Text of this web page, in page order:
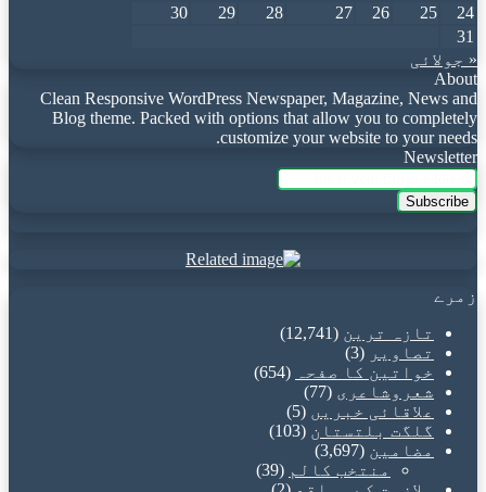
24
25
26
27
28
29
30
31
« جولائی
About
Clean Responsive WordPress Newspaper, Magazine, News and
Blog theme. Packed with options that allow you to completely
customize your website to your needs.
Newsletter
Enter
your
Email
زمرے
تازہ ترین (12,741)
تصاویر (3)
خواتین کا صفحہ
(654)
شعروشاعری (77)
علاقائی خبریں (5)
گلگت بلتستان (103)
مضامین (3,697)
منتخب کالم (39)